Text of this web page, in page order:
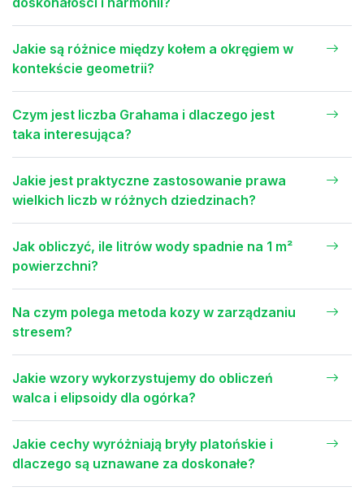
Jakie są różnice między kołem a okręgiem w
kontekście geometrii?
Czym jest liczba Grahama i dlaczego jest
taka interesująca?
Jakie jest praktyczne zastosowanie prawa
wielkich liczb w różnych dziedzinach?
Jak obliczyć, ile litrów wody spadnie na 1 m²
powierzchni?
Na czym polega metoda kozy w zarządzaniu
stresem?
Jakie wzory wykorzystujemy do obliczeń
walca i elipsoidy dla ogórka?
Jakie cechy wyróżniają bryły platońskie i
dlaczego są uznawane za doskonałe?